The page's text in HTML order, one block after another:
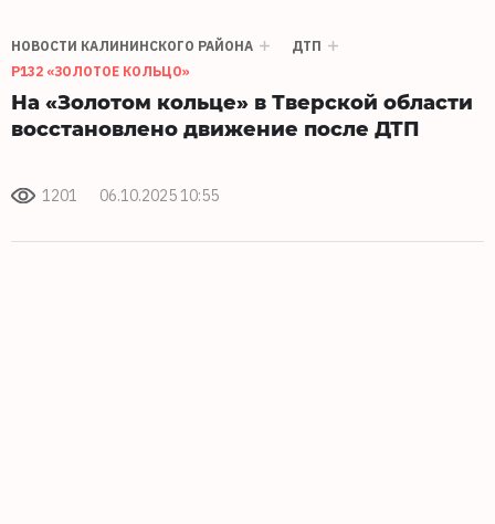
НОВОСТИ КАЛИНИНСКОГО РАЙОНА
ДТП
Р132 «ЗОЛОТОЕ КОЛЬЦО»
На «Золотом кольце» в Тверской области
восстановлено движение после ДТП
1201 06.10.2025 10:55